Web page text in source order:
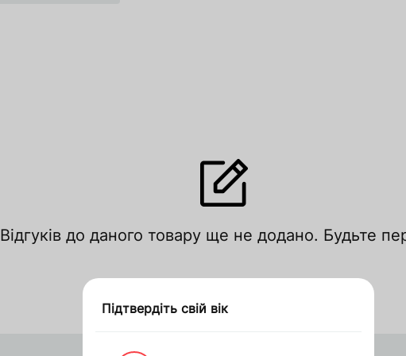
Відгуків до даного товару ще не додано. Будьте
Оцініть за рейтингом
Дякуємо за замовлення
Підтвердіть свій вік